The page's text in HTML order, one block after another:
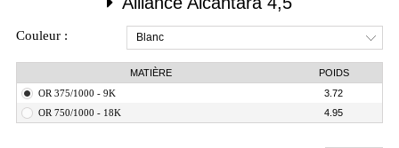
Couleur : Blanc
MATIÈRE
POIDS
OR 375/1000 - 9K
3.72
OR 750/1000 - 18K
4.95